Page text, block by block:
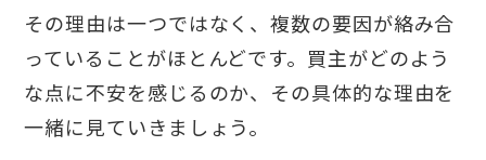
その理由は一つではなく、複数の要因が絡み合
っていることがほとんどです。買主がどのよう
な点に不安を感じるのか、その具体的な理由を
一緒に見ていきましょう。